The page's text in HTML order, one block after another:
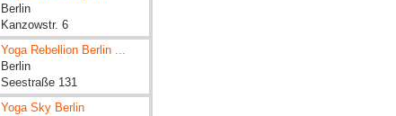
Berlin
Kanzowstr. 6
Yoga Rebellion Berlin ...
Berlin
Seestraße 131
Yoga Sky Berlin